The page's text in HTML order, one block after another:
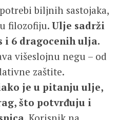
biljnih sastojaka,
filozofiju. Ulje sadrži
i 6 dragocenih ulja.
višeslojnu negu – od
zaštite.
je u pitanju ulje,
što potvrđuju i